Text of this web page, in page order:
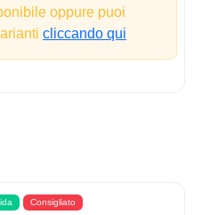
oppure puoi
cliccando qui
Consigliato